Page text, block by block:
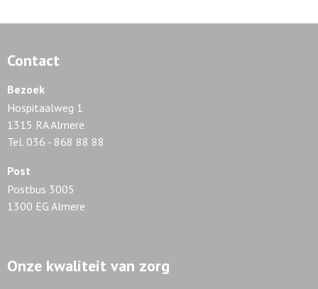
Contact
Bezoek
Hospitaalweg 1
1315 RA Almere
Tel. 036 - 868 88 88
Post
Postbus 3005
1300 EG Almere
Onze kwaliteit van zorg